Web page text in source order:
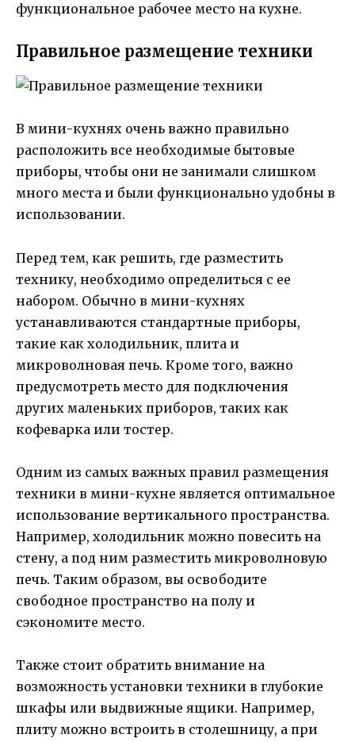
функциональное рабочее место на кухне.
Правильное размещение техники
В мини-кухнях очень важно правильно
расположить все необходимые бытовые
приборы, чтобы они не занимали слишком
много места и были функционально удобны в
использовании.
Перед тем, как решить, где разместить
технику, необходимо определиться с ее
набором. Обычно в мини-кухнях
устанавливаются стандартные приборы,
такие как холодильник, плита и
микроволновая печь. Кроме того, важно
предусмотреть место для подключения
других маленьких приборов, таких как
кофеварка или тостер.
Одним из самых важных правил размещения
техники в мини-кухне является оптимальное
использование вертикального пространства.
Например, холодильник можно повесить на
стену, а под ним разместить микроволновую
печь. Таким образом, вы освободите
свободное пространство на полу и
сэкономите место.
Также стоит обратить внимание на
возможность установки техники в глубокие
шкафы или выдвижные ящики. Например,
плиту можно встроить в столешницу, а при